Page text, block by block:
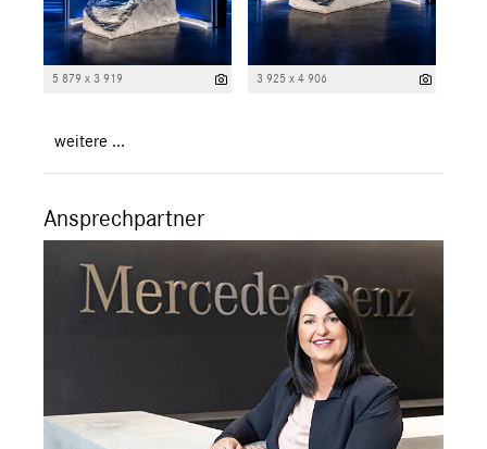
5 879 x 3 919 3 925 x 4 906
weitere ...
Ansprechpartner